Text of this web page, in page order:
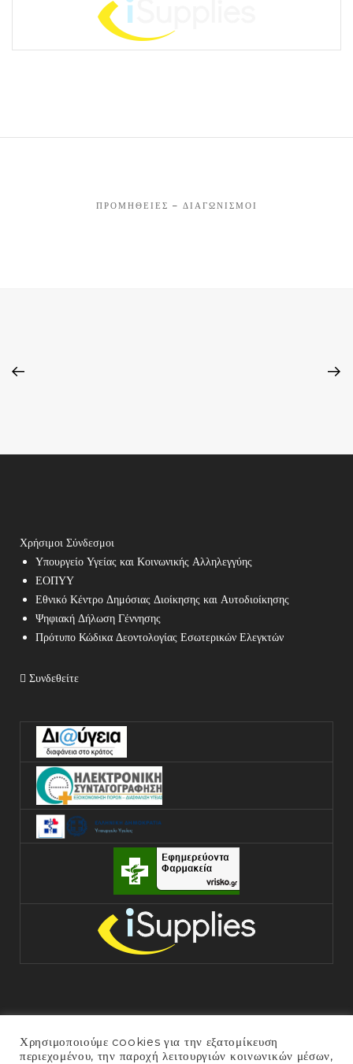
ΠΡΟΜΉΘΕΙΕΣ – ΔΙΑΓΩΝΙΣΜΟΊ
Χρήσιμοι Σύνδεσμοι
Υπουργείο Υγείας και Κοινωνικής Αλληλεγγύης
ΕΟΠΥΥ
Εθνικό Κέντρο Δημόσιας Διοίκησης και Αυτοδιοίκησης
Ψηφιακή Δήλωση Γέννησης
Πρότυπο Κώδικα Δεοντολογίας Εσωτερικών Ελεγκτών
Συνδεθείτε
Χρησιμοποιούμε cookies για την εξατομίκευση
περιεχομένου, την παροχή λειτουργιών κοινωνικών μέσων,